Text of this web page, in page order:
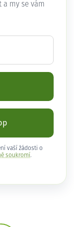
a my se vám
vaší žádosti o
soukromí .